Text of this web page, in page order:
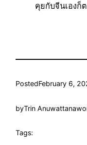
คุยกับจีนเองก็
PostedFebruary 6,
byTrin
Tags: